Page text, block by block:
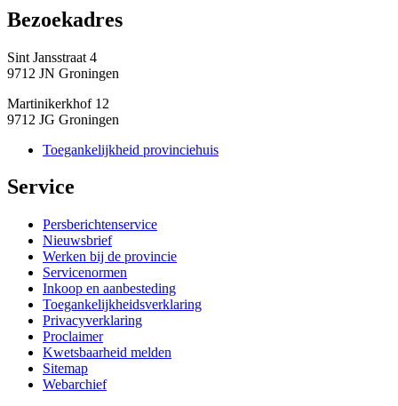
Bezoekadres
Sint Jansstraat 4
9712 JN Groningen
Martinikerkhof 12
9712 JG Groningen
Toegankelijkheid provinciehuis
Service
Persberichtenservice
Nieuwsbrief
Werken bij de provincie
Servicenormen
Inkoop en aanbesteding
Toegankelijkheidsverklaring
Privacyverklaring
Proclaimer
Kwetsbaarheid melden
Sitemap
Webarchief